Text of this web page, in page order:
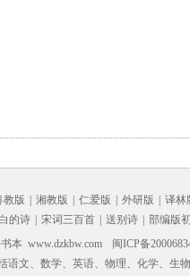
教版 湘教版 仁爱版 外研版 译林
的诗 宋词三百首 送别诗 部编版
本 www.dzkbw.com 闽ICP备
文、数学、英语、物理、化学、生